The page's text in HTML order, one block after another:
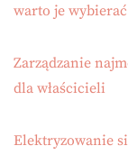
warto je
Zarządzanie
dla właścicieli
Elektryzowanie